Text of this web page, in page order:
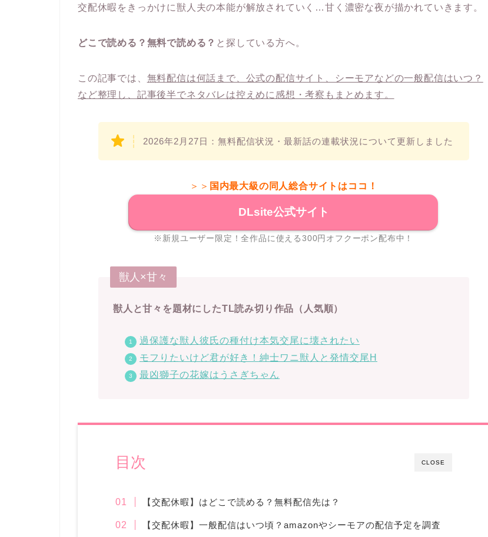
交配休暇をきっかけに獣人夫の本能が解放されていく…甘く濃密な夜が描かれていきます。
どこで読める？無料で読める？ と探している方へ。
この記事では、 無料配信は何話まで、公式の配信サイト、シーモアなどの一般配信はいつ？
など整理し、記事後半でネタバレは控えめに感想・考察もまとめます。
2026年2月27日：無料配信状況・最新話の連載状況について更新しました
＞＞ 国内最大級の同人総合サイトはココ！
DLsite公式サイト
※新規ユーザー限定！全作品に使える300円オフクーポン配布中！
獣人×甘々
獣人と甘々を題材にしたTL読み切り作品（人気順）
過保護な獣人彼氏の種付け本気交尾に壊されたい
モフりたいけど君が好き！紳士ワニ獣人と発情交尾H
最凶獅子の花嫁はうさぎちゃん
CLOSE
目次
【交配休暇】はどこで読める？無料配信先は？
【交配休暇】一般配信はいつ頃？amazonやシーモアの配信予定を調査